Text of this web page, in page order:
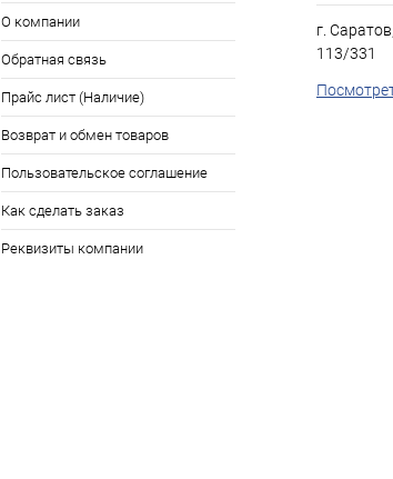
О компании
Обратная связь
Прайс лист (Наличие)
Возврат и обмен товаров
Пользовательское соглашение
Как сделать заказ
Реквизиты компании
г.
113/331